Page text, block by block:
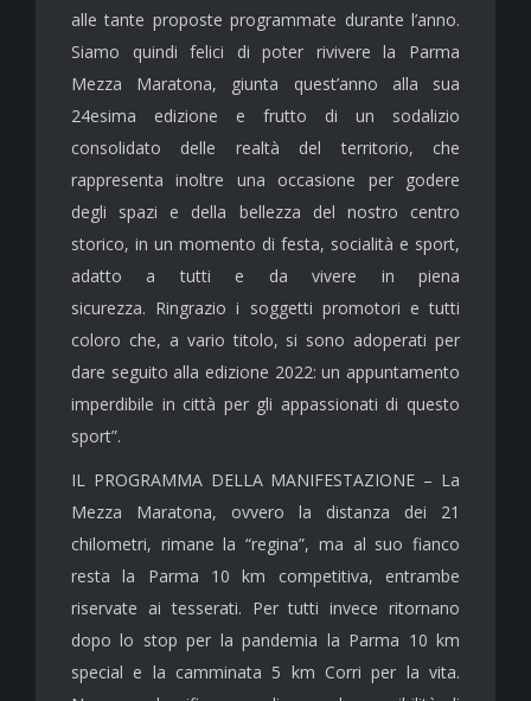
alle tante proposte programmate durante l’anno.
Siamo quindi felici di poter rivivere la Parma
Mezza Maratona, giunta quest’anno alla sua
24esima edizione e frutto di un sodalizio
consolidato delle realtà del territorio, che
rappresenta inoltre una occasione per godere
degli spazi e della bellezza del nostro centro
storico, in un momento di festa, socialità e sport,
adatto a tutti e da vivere in piena
sicurezza. Ringrazio i soggetti promotori e tutti
coloro che, a vario titolo, si sono adoperati per
dare seguito alla edizione 2022: un appuntamento
imperdibile in città per gli appassionati di questo
sport”.
IL PROGRAMMA DELLA MANIFESTAZIONE – La
Mezza Maratona, ovvero la distanza dei 21
chilometri, rimane la “regina”, ma al suo fianco
resta la Parma 10 km competitiva, entrambe
riservate ai tesserati. Per tutti invece ritornano
dopo lo stop per la pandemia la Parma 10 km
special e la camminata 5 km Corri per la vita.